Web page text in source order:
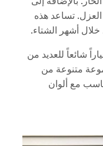
تساعد هذه
أشهر الشتاء.
شائعاً للعديد من
متنوعة من
مع ألوان